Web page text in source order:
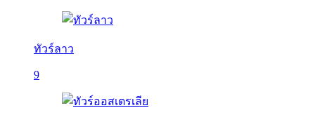
ทัวร์ลาว
9